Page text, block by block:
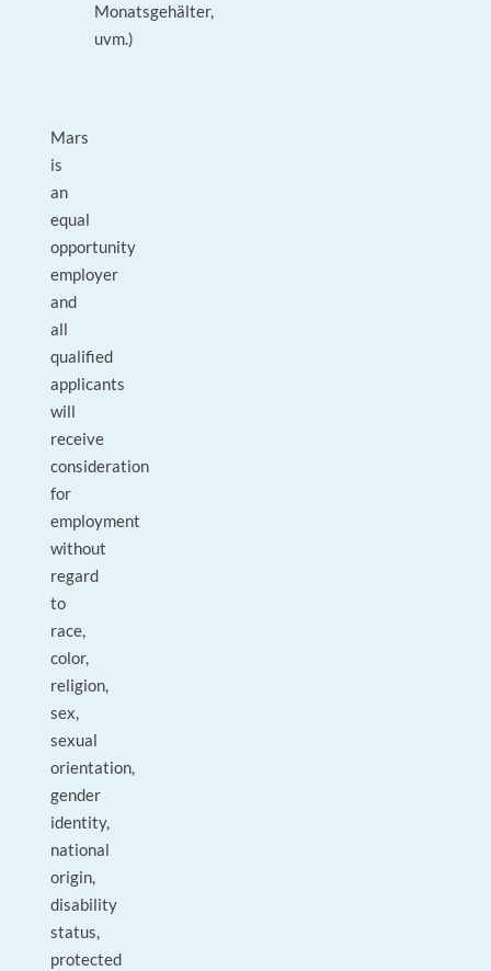
Monatsgehälter,
uvm.)
Mars
is
an
equal
opportunity
employer
and
all
qualified
applicants
will
receive
consideration
for
employment
without
regard
to
race,
color,
religion,
sex,
sexual
orientation,
gender
identity,
national
origin,
disability
status,
protected